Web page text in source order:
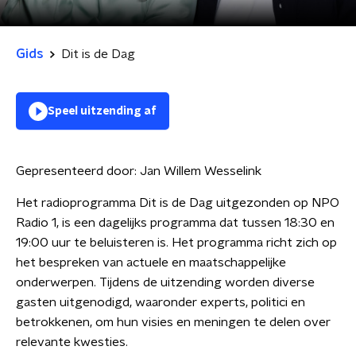
Gids Dit is de Dag
Speel uitzending af
Gepresenteerd door: Jan Willem Wesselink
Het radioprogramma Dit is de Dag uitgezonden op NPO
Radio 1, is een dagelijks programma dat tussen 18:30 en
19:00 uur te beluisteren is. Het programma richt zich op
het bespreken van actuele en maatschappelijke
onderwerpen. Tijdens de uitzending worden diverse
gasten uitgenodigd, waaronder experts, politici en
betrokkenen, om hun visies en meningen te delen over
relevante kwesties.